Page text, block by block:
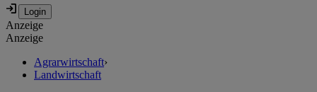
Anzeige
Anzeige
Agrarwirtschaft›
Landwirtschaft